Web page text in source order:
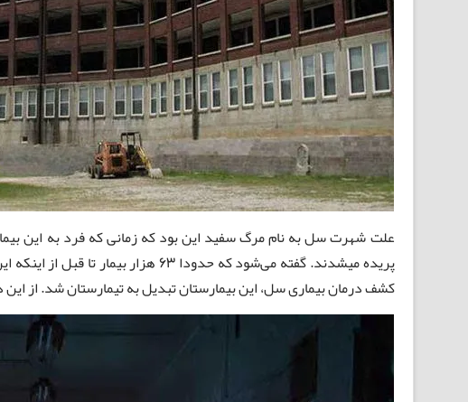
علت شهرت سل به نام مرگ سفید این بود که زمانی که فرد به این
پریده میشدند. گفته می‌شود که حدودا 63
کشف درمان بیماری سل، این بیمارستان تبدیل به تیمارستان شد. از این